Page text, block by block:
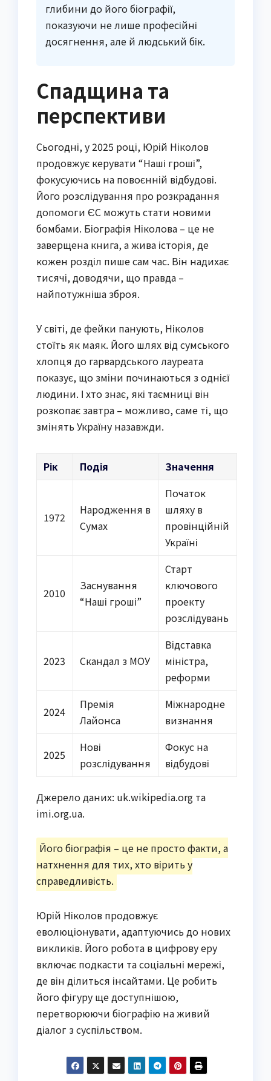
глибини до його біографії,
показуючи не лише професійні
досягнення, але й людський бік.
Спадщина та
перспективи
Сьогодні, у 2025 році, Юрій Ніколов
продовжує керувати “Наші гроші”,
фокусуючись на повоєнній відбудові.
Його розслідування про розкрадання
допомоги ЄС можуть стати новими
бомбами. Біографія Ніколова – це не
заверщена книга, а жива історія, де
кожен розділ пише сам час. Він надихає
тисячі, доводячи, що правда –
найпотужніша зброя.
У світі, де фейки панують, Ніколов
стоїть як маяк. Його шлях від сумського
хлопця до гарвардського лауреата
показує, що зміни починаються з однієї
людини. І хто знає, які таємниці він
розкопає завтра – можливо, саме ті, що
змінять Україну назавжди.
Рік Подія Значення
1972
Народження в
Сумах
Початок
шляху в
провінційній
Україні
2010
Заснування
“Наші гроші”
Старт
ключового
проекту
розслідувань
2023 Скандал з МОУ
Відставка
міністра,
реформи
2024
Премія
Лайонса
Міжнародне
визнання
2025
Нові
розслідування
Фокус на
відбудові
Джерело даних: uk.wikipedia.org та
imi.org.ua.
Його біографія – це не просто факти, а
натхнення для тих, хто вірить у
справедливість.
Юрій Ніколов продовжує
еволюціонувати, адаптуючись до нових
викликів. Його робота в цифрову еру
включає подкасти та соціальні мережі,
де він ділиться інсайтами. Це робить
його фігуру ще доступнішою,
перетворюючи біографію на живий
діалог з суспільством.